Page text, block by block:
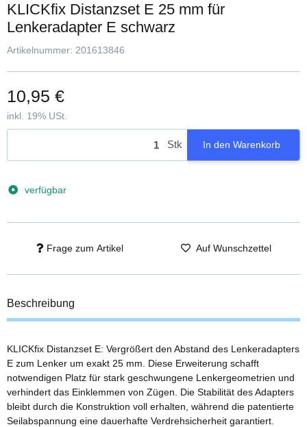
KLICKfix Distanzset E 25 mm für
Lenkeradapter E schwarz
Artikelnummer: 201613846
10,95 €
inkl. 19% USt.
Stk In den Warenkorb
verfügbar
Frage zum Artikel Auf Wunschzettel
Beschreibung
KLICKfix Distanzset E: Vergrößert den Abstand des Lenkeradapters
E zum Lenker um exakt 25 mm. Diese Erweiterung schafft
notwendigen Platz für stark geschwungene Lenkergeometrien und
verhindert das Einklemmen von Zügen. Die Stabilität des Adapters
bleibt durch die Konstruktion voll erhalten, während die patentierte
Seilabspannung eine dauerhafte Verdrehsicherheit garantiert.